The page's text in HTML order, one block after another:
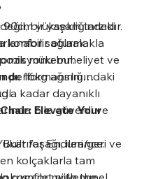
90cm yüksekliğindeki
oturak
bul.
16kg ağırlığındaki
kadar dayanıklı
bile güvenli ve
aşağı, ileri/geri ve
kolçaklarla tam
bir yaşam tarzıdır.
konfor sağlamakla
mükemmeliyet ve
performansını
Elevate Your
for Endurance.